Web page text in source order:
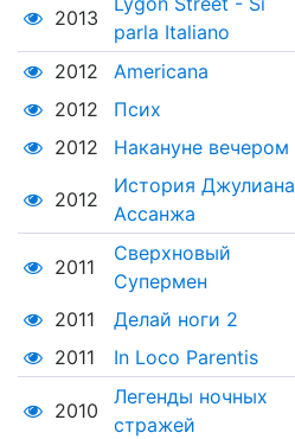
2013
parla Italiano
2012 Americana
2012
Псих
2012
Накануне вечером
2012
История Джулиана
Ассанжа
2011
Сверхновый
Супермен
2011 Делай ноги 2
2011
In Loco Parentis
2010
Легенды ночных
стражей